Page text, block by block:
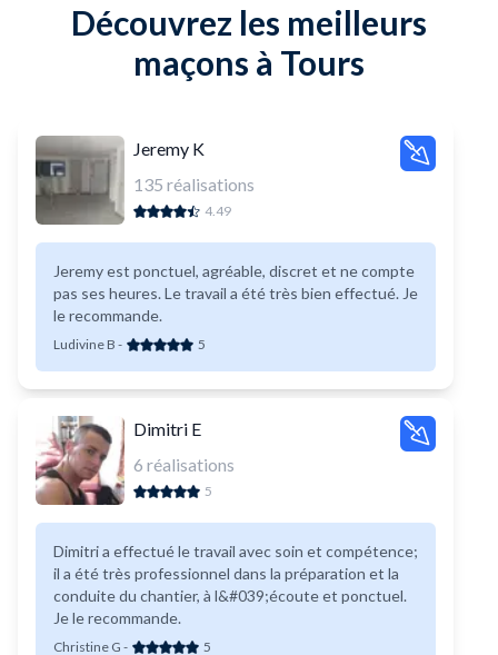
Découvrez les meilleurs
maçons à Tours
Jeremy K
135 réalisations
4.49
Jeremy est ponctuel, agréable, discret et ne compte
pas ses heures. Le travail a été très bien effectué. Je
le recommande.
Ludivine B - 5
Dimitri E
6 réalisations
5
Dimitri a effectué le travail avec soin et compétence;
il a été très professionnel dans la préparation et la
conduite du chantier, à l&#039;écoute et ponctuel.
Je le recommande.
Christine G - 5